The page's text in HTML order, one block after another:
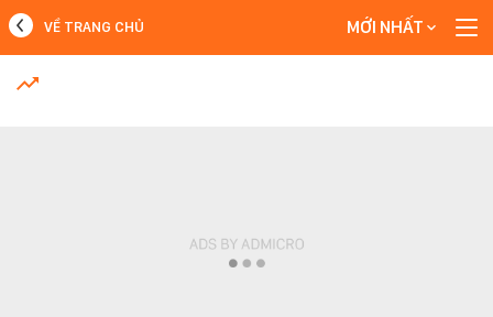
MỚI NHẤT
VỀ TRANG CHỦ MỚI NHẤT